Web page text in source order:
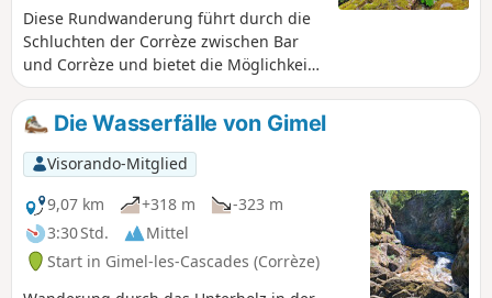
Diese Rundwanderung führt durch die
Schluchten der Corrèze zwischen Bar
und Corrèze und bietet die Möglichkeit,
die Wasserfälle und Becken zu
bewundern, die bei mittlerem oder
hohem Wasserstand des Flusses
besonders spektakulär sind. Die Route
verläuft größtenteils auf schattigen
Wegen oder Pfaden, was die
Wanderung bei heißem Wetter
angenehm macht. Schwierigkeitsgrad
der Wanderung: siehe Praktische
Die Wasserfälle von Gimel
Visorando-Mitglied
9,07 km
+318 m
-323 m
3:30 Std.
Mittel
Start in Gimel-les-Cascades (Corrèze)